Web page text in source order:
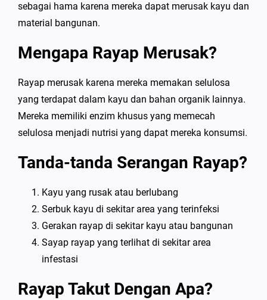
sebagai hama karena mereka dapat merusak kayu dan
material bangunan.
Mengapa Rayap Merusak?
Rayap merusak karena mereka memakan selulosa
yang terdapat dalam kayu dan bahan organik lainnya.
Mereka memiliki enzim khusus yang memecah
selulosa menjadi nutrisi yang dapat mereka konsumsi.
Tanda-tanda Serangan Rayap?
Kayu yang rusak atau berlubang
Serbuk kayu di sekitar area yang terinfeksi
Gerakan rayap di sekitar kayu atau bangunan
Sayap rayap yang terlihat di sekitar area
infestasi
Rayap Takut Dengan Apa?